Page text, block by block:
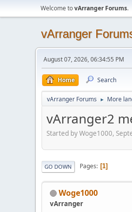
Welcome tovArranger Forums.
vArranger
August 07, 2026, 06:34:55 PM
Home Search
vArranger Forums ► More
vArranger2
Started by Woge1000,
GO DOWN Pages 1
Woge1000
vArranger